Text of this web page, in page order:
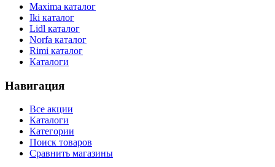
Maxima каталог
Iki каталог
Lidl каталог
Norfa каталог
Rimi каталог
Каталоги
Навигация
Все акции
Каталоги
Категории
Поиск товаров
Сравнить магазины